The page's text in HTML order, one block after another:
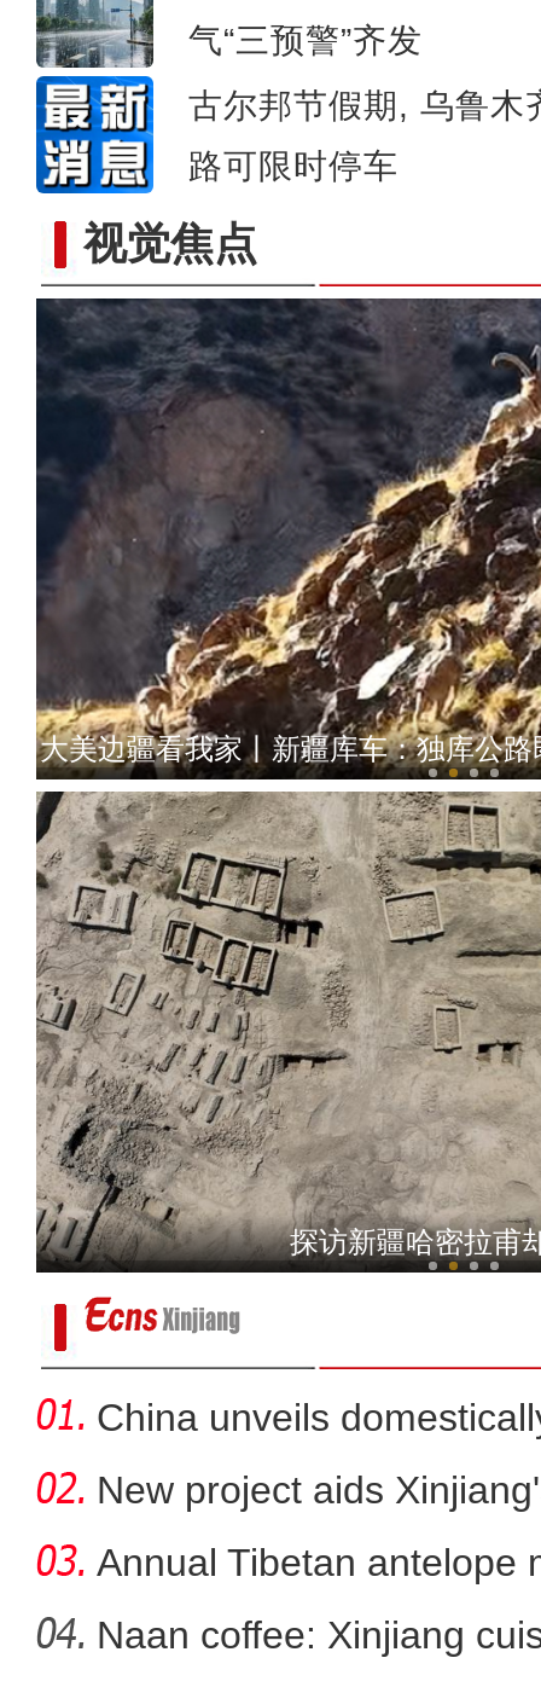
气“三预警”齐发
古尔邦节假期, 乌鲁木
路可限时停车
视觉焦点万余台现代农机亮相新疆国
大美边疆看我家丨新疆库车：独库公
新疆：六一儿童节来临前 师生为
探访新疆哈密拉甫
China unveils
f
New project aids
Annual Tibetan antelope
Naan coffee: Xinjiang